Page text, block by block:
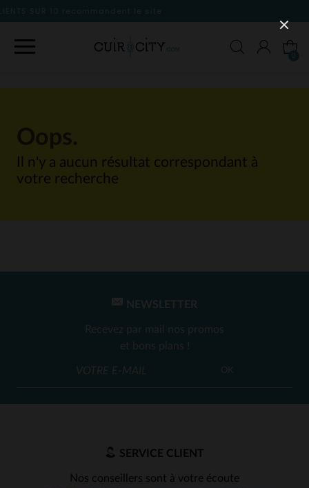
Il n'y a aucun résultat correspondant à
votre recherche
NEWSLETTER
Recevez par mail nos promos
et bons plans !
OK
SERVICE CLIENT
Nos conseillers sont à votre écoute